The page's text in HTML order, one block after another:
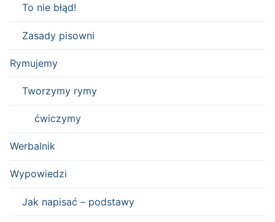
To nie błąd!
Zasady pisowni
Rymujemy
Tworzymy rymy
ćwiczymy
Werbalnik
Wypowiedzi
Jak napisać – podstawy